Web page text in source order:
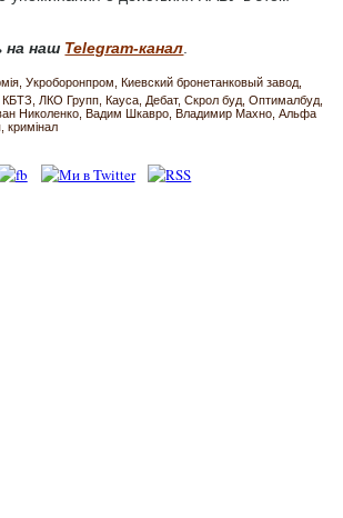
на наш Telegram-канал
Укроборонпром
Киевский бронетанковый завод
КБТЗ ЛКО Групп Кауса Дебат Скрол буд Оптималбуд
Николенко Вадим Шкавро Владимир Махно Альфа
кримінал